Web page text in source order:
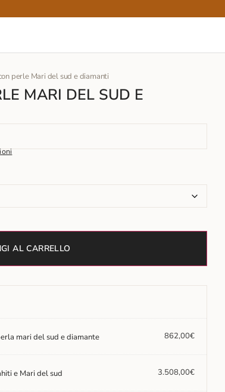
perle Mari del sud e diamanti
MARI DEL SUD E
AL CARRELLO
mari del sud e diamante 862,00€
e Mari del sud 3.508,00€